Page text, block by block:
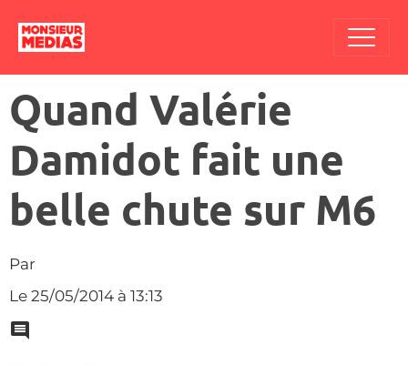
Quand Valérie
Damidot fait une
belle chute sur M6
Par
Le 25/05/2014 à 13:13